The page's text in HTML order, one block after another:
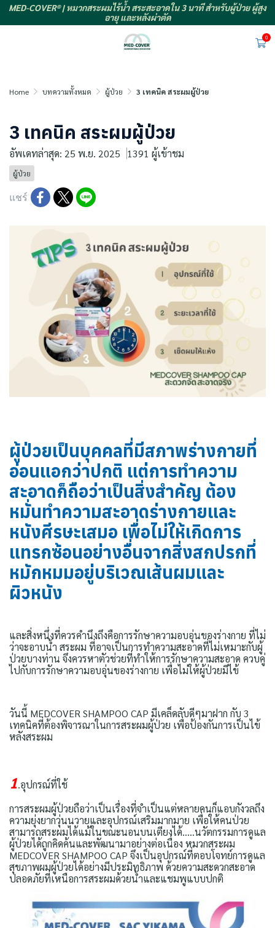
MED-COVER® | หมวกสระผมไร้น้ำ สระสะอาดใน 3 นาที สำหรับผู้ป่วย ผู้สูง
อายุ และหลังผ่าตัด
0
Home บทความทั้งหมด ผู้ป่วย 3 เทคนิค สระผมผู้ป่วย
3 เทคนิค สระผมผู้ป่วย
อัพเดทล่าสุด: 25 พ.ย. 2025 1391 ผู้เข้าชม
ผู้ป่วย
แชร์
ผู้ป่วยเป็นบุคคลที่มีสภาพร่างกายที่
อ่อนแอกว่าปกติ แต่การทำความ
สะอาดก็ถือว่าเป็นสิ่งสำคัญ ต้อง
หมั่นทำความสะอาดร่างกายและ
หนังศีรษะเสมอ เพื่อไม่ให้เกิดการ
แทรกซ้อนอย่างอื่นจากสิ่งสกปรกที่
หมักหมมอยู่บริเวณเส้นผมและ
ผิวหนัง
และสิ่งหนึ่งที่ควรคำนึงถึงคือการรักษาความอบอุ่นของร่างกาย ที่ไม่
ว่าจะอาบน้ำ สระผม ที่อาจเป็นการทำความสะอาดที่ไม่เหมาะกับผู้
ป่วยบางท่าน จึงควรหาตัวช่วยที่ทำให้การรักษาความสะอาด ควบคู่
ไปกับการรักษาความอบอุ่นของร่างกาย เพื่อไม่ให้ผู้ป่วยมีไข้
วันนี้ MEDCOVER SHAMPOO CAP มีเคล็ดลับดีๆมาฝาก กับ 3
เทคนิคที่ต้องพิจารณาในการสระผมผู้ป่วย เพื่อป้องกันการเป็นไข้
หลังสระผม
1.อุปกรณ์ที่ใช้
การสระผมผู้ป่วยถือว่าเป็นเรื่องที่จำเป็นแต่หลายคนก็แอบกังวลถึง
ความยุ่งยากวุ่นนวายและอุปกรณ์เสริมมากมาย เพื่อให้คนป่วย
สามารถสระผมได้แม้ในขณะนอนบนเตียงได้.....นวัตกรรมการดูแล
ผู้ป่วยได้ถูกคิดค้นและพัฒนามาอย่างต่อเนื่อง หมวกสระผม
MEDCOVER SHAMPOO CAP จึงเป็นอุปกรณ์ที่ตอบโจทย์การดูแล
สุขภาพผมผู้ป่วยได้อย่างมีประมิทธิภาพ ด้วยความสะดวกสะอาด
ปลอดภัยที่เหนือการสระผมด้วยน้ำและแชมพูแบบปกติ